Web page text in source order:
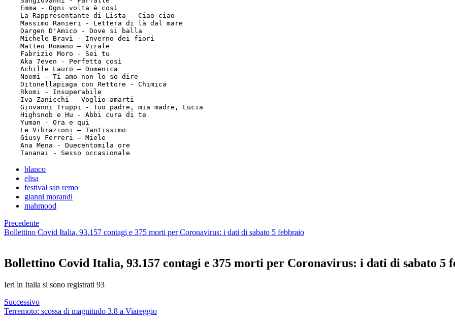
    Tananai - Sesso occasionale
blanco
elisa
festival san remo
gianni morandi
mahmood
Precedente
Bollettino Covid Italia, 93.157 contagi e 375 morti per Coronavirus: i dati di sabato 5 febbraio
Bollettino Covid Italia, 93.157 contagi e 375 morti per Coronavirus: i dati di sabato 5
Ieri in Italia si sono registrati 93
Successivo
Terremoto: scossa di magnitudo 3.8 a Viareggio